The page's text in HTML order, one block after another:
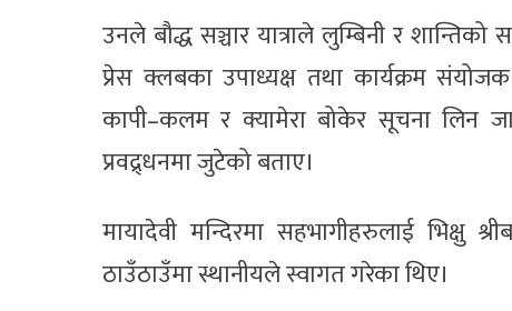
उनले बौद्ध सञ्चार यात्राले लुम्बिनी र
प्रेस क्लबका उपाध्यक्ष तथा कार्यक्रम
कापी–कलम र क्यामेरा बोकेर सूचना लिन
प्रवद्र्धनमा जुटेको बताए।
मायादेवी मन्दिरमा सहभागीहरुलाई भिक्षु
ठाउँठाउँमा स्थानीयले स्वागत गरेका थिए।